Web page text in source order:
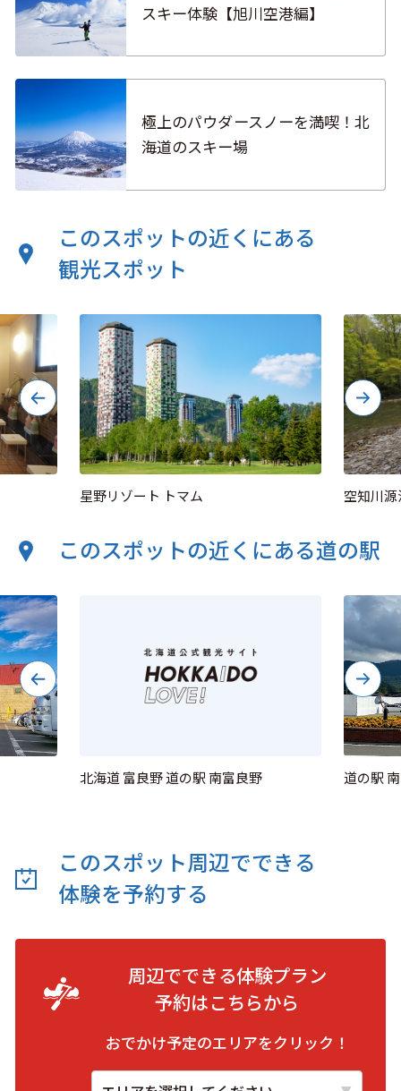
スキー体験【旭川空港編】
極上のパウダースノーを満喫！北
海道のスキー場
このスポットの近くにある
観光スポット
星野リゾート トマム 空知川
このスポットの近くにある道の駅
北海道 富良野 道の駅 南富良野 道の駅
このスポット周辺でできる
体験を予約する
周辺でできる体験プラン
予約はこちらから
おでかけ予定のエリアをクリック！